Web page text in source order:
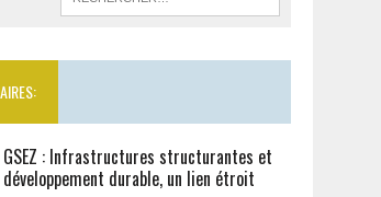
GSEZ : Infrastructures structurantes et
développement durable, un lien étroit